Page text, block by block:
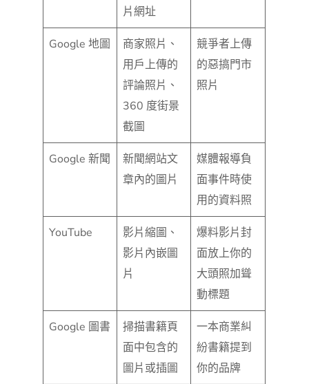
片網址
Google 地圖
商家照片、
用戶上傳的
評論照片、
360 度街景
截圖
競爭者上傳
的惡搞門市
照片
Google 新聞
新聞網站文
章內的圖片
媒體報導負
面事件時使
用的資料照
YouTube
影片縮圖、
影片內嵌圖
片
爆料影片封
面放上你的
大頭照加聳
動標題
Google 圖書
掃描書籍頁
面中包含的
圖片或插圖
一本商業糾
紛書籍提到
你的品牌